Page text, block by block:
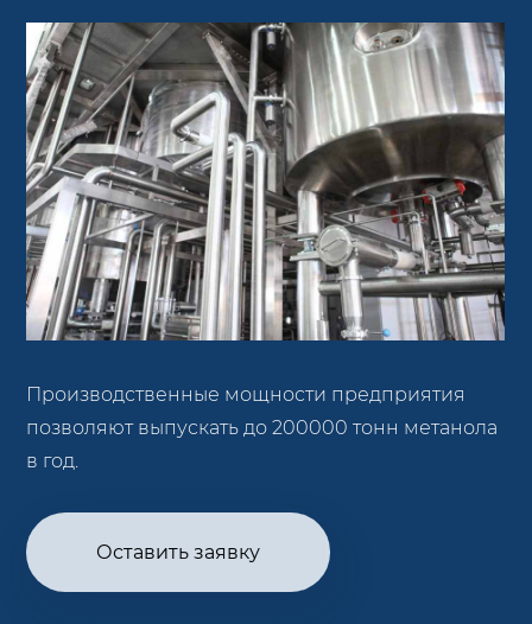
Производственные мощности предприятия
позволяют выпускать до 200000 тонн метанола
в год.
Оставить заявку